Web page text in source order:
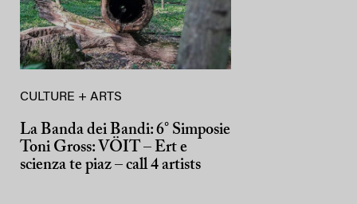
CULTURE + ARTS
La Banda dei Bandi: 6° Simposie
Toni Gross: VÖIT – Ert e
scienza te piaz – call 4 artists